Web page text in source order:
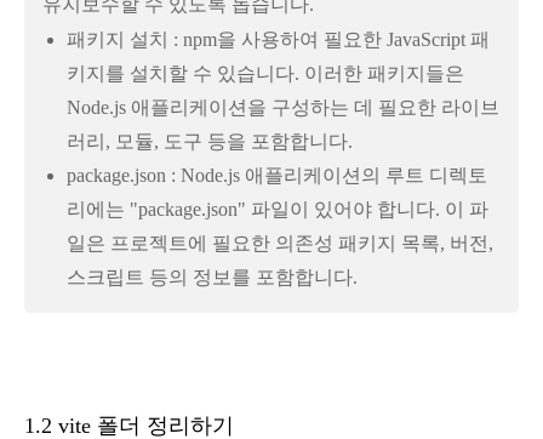
유지보수할 수 있도록 돕습니다.
패키지 설치 : npm을 사용하여 필요한 JavaScript 패
키지를 설치할 수 있습니다. 이러한 패키지들은
Node.js 애플리케이션을 구성하는 데 필요한 라이브
러리, 모듈, 도구 등을 포함합니다.
package.json : Node.js 애플리케이션의 루트 디렉토
리에는 "package.json" 파일이 있어야 합니다. 이 파
일은 프로젝트에 필요한 의존성 패키지 목록, 버전,
스크립트 등의 정보를 포함합니다.
1.2 vite 폴더 정리하기